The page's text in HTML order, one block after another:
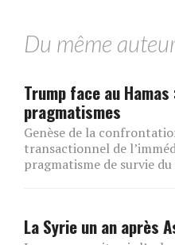
Du même
Trump face au
pragmatismes
Genèse de la
transactionnel de
pragmatisme de survie du
La Syrie un an après